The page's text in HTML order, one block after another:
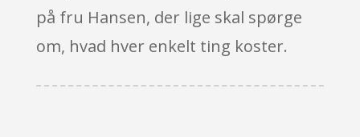
på fru Hansen, der lige skal spørge
om, hvad hver enkelt ting koster.